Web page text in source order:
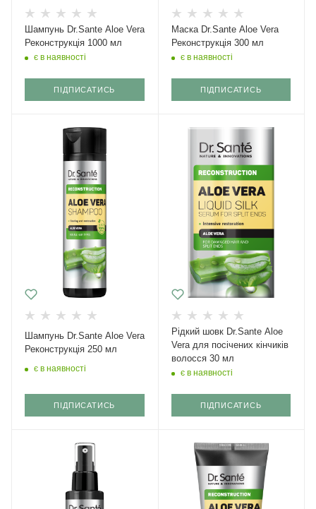
Шампунь Dr.Sante Aloe Vera
Реконструкція 1000 мл
є в наявності
ПІДПИСАТИСЬ
Маска Dr.Sante Aloe Vera
Реконструкція 300 мл
є в наявності
ПІДПИСАТИСЬ
Шампунь Dr.Sante Aloe Vera
Реконструкція 250 мл
є в наявності
ПІДПИСАТИСЬ
Рідкий шовк Dr.Sante Aloe
Vera для посічених кінчиків
волосся 30 мл
є в наявності
ПІДПИСАТИСЬ